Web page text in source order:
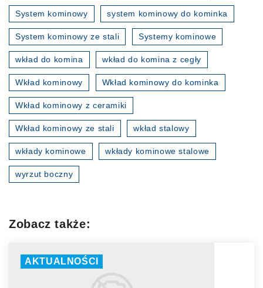
System kominowy system kominowy do kominka
System kominowy ze stali Systemy kominowe
wkład do komina wkład do komina z cegły
Wkład kominowy Wkład kominowy do kominka
Wkład kominowy z ceramiki
Wkład kominowy ze stali wkład stalowy
wkłady kominowe wkłady kominowe stalowe
wyrzut boczny
Zobacz także:
AKTUALNOŚCI